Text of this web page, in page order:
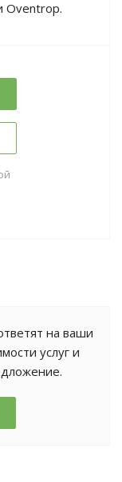
Oventrop.
на ваши
услуг и